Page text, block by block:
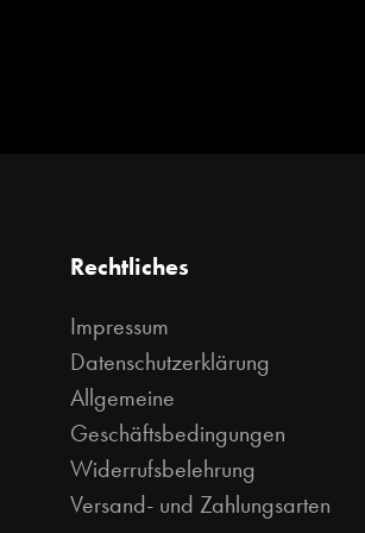
Rechtliches
Impressum
Datenschutzerklärung
Allgemeine
Geschäftsbedingungen
Widerrufsbelehrung
Versand- und Zahlungsarten